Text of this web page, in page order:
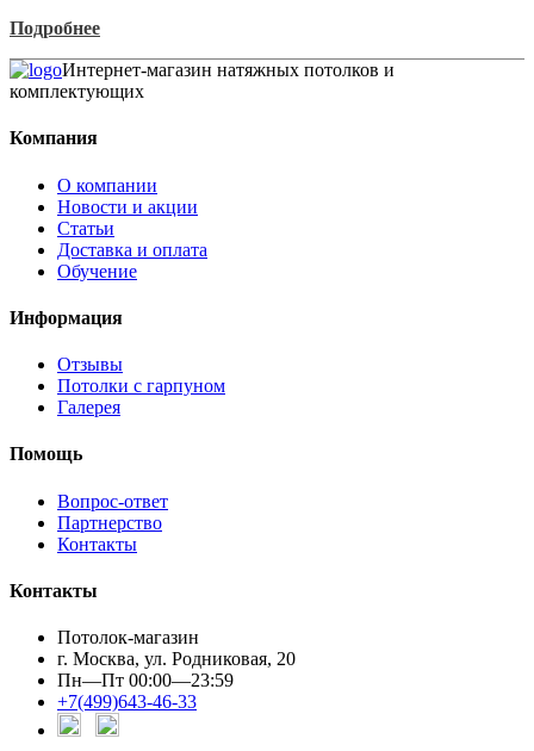
Подробнее
Интернет-магазин натяжных потолков и
комплектующих
Компания
О компании
Новости и акции
Статьи
Доставка и оплата
Обучение
Информация
Отзывы
Потолки с гарпуном
Галерея
Помощь
Вопрос-ответ
Партнерство
Контакты
Контакты
Потолок-магазин
г. Москва, ул. Родниковая, 20
Пн—Пт 00:00—23:59
+7(499)643-46-33